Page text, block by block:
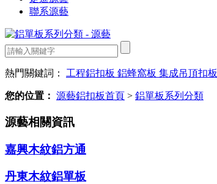
聯系源藝
熱門關鍵詞： 工程鋁扣板 鋁蜂窩板 集成吊頂扣板
您的位置： 源藝鋁扣板首頁 > 鋁單板系列分類
源藝相關資訊
嘉興木紋鋁方通
丹東木紋鋁單板